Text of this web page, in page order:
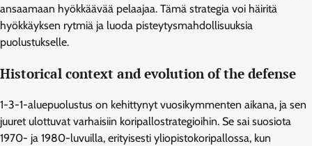
ansaamaan hyökkäävää pelaajaa. Tämä strategia voi häiritä
hyökkäyksen rytmiä ja luoda pisteytysmahdollisuuksia
puolustukselle.
Historical context and evolution of the defense
1-3-1-aluepuolustus on kehittynyt vuosikymmenten aikana, ja sen
juuret ulottuvat varhaisiin koripallostrategioihin. Se sai suosiota
1970- ja 1980-luvuilla, erityisesti yliopistokoripallossa, kun